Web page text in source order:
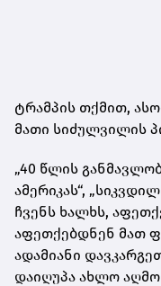
ტრამპის თქმით,
მათი სიძულვილის
„40 წლის
ამერიკას“,
ჩვენს ხალხს,
აფეთქებდნენ მათ
ადამიანი
დაიღუპა ახლო